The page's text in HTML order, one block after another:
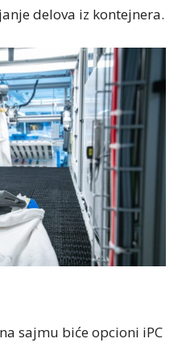
delova iz kontejnera.
sajmu biće opcioni iPC